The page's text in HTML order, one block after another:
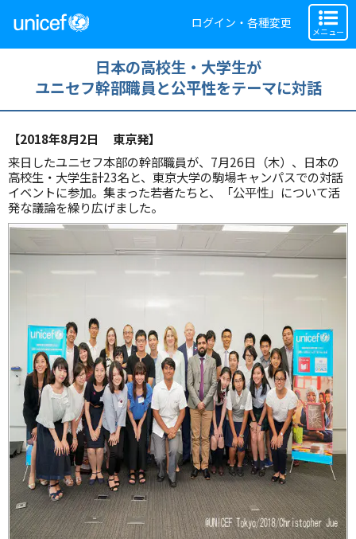
ログイン・各種変更
メニュー
日本の高校生・大学生が
ユニセフ幹部職員と公平性をテーマに対話
【2018年8月2日 東京発】
来日したユニセフ本部の幹部職員が、7月26日（木）、日本の
高校生・大学生計23名と、東京大学の駒場キャンパスでの対話
イベントに参加。集まった若者たちと、「公平性」について活
発な議論を繰り広げました。